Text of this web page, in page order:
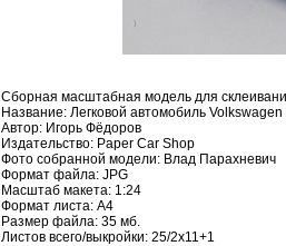
Сборная масштабная модель для
Название: Легковой автомобиль Volkswagen
Автор: Игорь Фёдоров
Издательство: Paper Car Shop
Фото собранной модели: Влад Парахневич
Формат файла: JPG
Масштаб макета: 1:24
Формат листа: А4
Размер файла: 35 мб.
Листов всего/выкройки: 25/2x11+1